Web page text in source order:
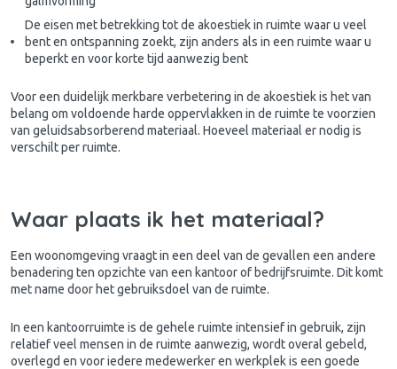
De eisen met betrekking tot de akoestiek in ruimte waar u veel
bent en ontspanning zoekt, zijn anders als in een ruimte waar u
beperkt en voor korte tijd aanwezig bent
Voor een duidelijk merkbare verbetering in de akoestiek is het van
belang om voldoende harde oppervlakken in de ruimte te voorzien
van geluidsabsorberend materiaal. Hoeveel materiaal er nodig is
verschilt per ruimte.
Waar plaats ik het materiaal?
Een woonomgeving vraagt in een deel van de gevallen een andere
benadering ten opzichte van een kantoor of bedrijfsruimte. Dit komt
met name door het gebruiksdoel van de ruimte.
In een kantoorruimte is de gehele ruimte intensief in gebruik, zijn
relatief veel mensen in de ruimte aanwezig, wordt overal gebeld,
overlegd en voor iedere medewerker en werkplek is een goede